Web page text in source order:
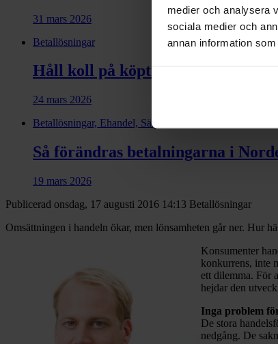
medier och analysera
sociala medier och
annan information
31 mars 2026
Betallösningar
Håll koll på köptrender,
24 mars 2026
Betallösningar, Ehandel, Säljfinans, Ehandel i mobilen
Så förändras betalningarna i
19 mars 2026
Publicerad onsdag, 17 augusti 2016 14:13 Betallösningar
Omsättningen i handeln ökar, men lönsamheten går ner. Hur
Konsumenter
konkurrens, inte
ett dilemma. För
hejdar den
Inga problem
De stora
nedgång. De